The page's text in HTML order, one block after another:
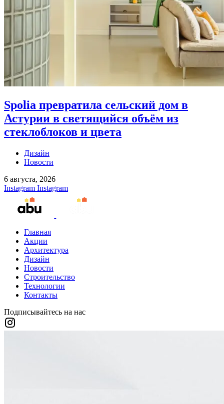
Spolia превратила сельский дом в
Астурии в светящийся объём из
стеклоблоков и цвета
Дизайн
Новости
6 августа, 2026
Instagram Instagram
Главная
Акции
Архитектура
Дизайн
Новости
Строительство
Технологии
Контакты
Подписывайтесь на нас